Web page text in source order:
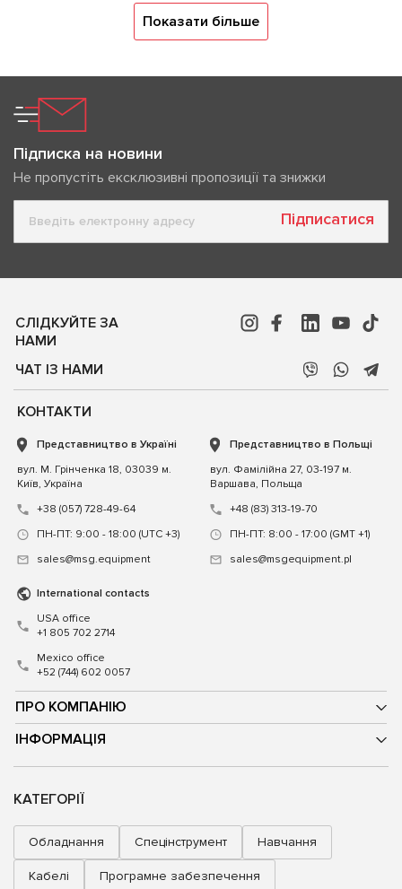
Показати більше
Підписка на новини
Не пропустіть ексклюзивні пропозиції та знижки
Підписатися
СЛІДКУЙТЕ ЗА
НАМИ
ЧАТ ІЗ НАМИ
ПРО КОМПАНІЮ
ІНФОРМАЦІЯ
КОНТАКТИ
Представництво в Україні
вул. М. Грінченка 18, 03039 м.
Київ, Україна
+38 (057) 728-49-64
ПН-ПТ: 9:00 - 18:00 (UTC +3)
sales@msg.equipment
Представництво в Польщі
вул. Фамілійна 27, 03-197 м.
Варшава, Польща
+48 (83) 313-19-70
ПН-ПТ: 8:00 - 17:00 (GMT +1)
sales@msgequipment.pl
International contacts
USA office
+1 805 702 2714
Mexico office
+52 (744) 602 0057
КАТЕГОРІЇ
Обладнання Спецінструмент Навчання
Кабелі Програмне забезпечення